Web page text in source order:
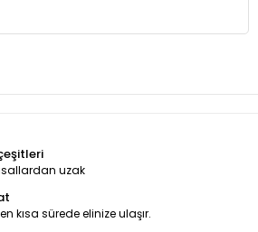
uzak
kısa sürede elinize ulaşır.